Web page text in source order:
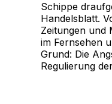
Schippe
Handelsblatt.
Zeitungen und
im Fernsehen
Grund: Die
Regulierung